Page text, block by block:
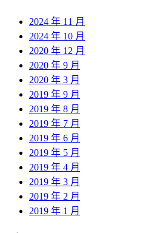
2024 年 11 月
2024 年 10 月
2020 年 12 月
2020 年 9 月
2020 年 3 月
2019 年 9 月
2019 年 8 月
2019 年 7 月
2019 年 6 月
2019 年 5 月
2019 年 4 月
2019 年 3 月
2019 年 2 月
2019 年 1 月